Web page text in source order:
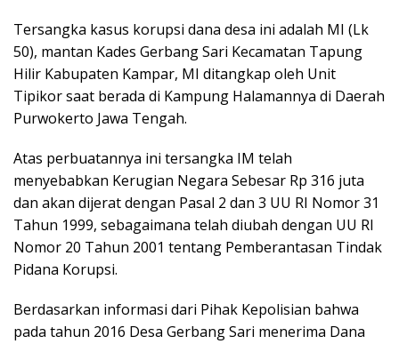
Tersangka kasus korupsi dana desa ini adalah MI (Lk
50), mantan Kades Gerbang Sari Kecamatan Tapung
Hilir Kabupaten Kampar, MI ditangkap oleh Unit
Tipikor saat berada di Kampung Halamannya di Daerah
Purwokerto Jawa Tengah.
Atas perbuatannya ini tersangka IM telah
menyebabkan Kerugian Negara Sebesar Rp 316 juta
dan akan dijerat dengan Pasal 2 dan 3 UU RI Nomor 31
Tahun 1999, sebagaimana telah diubah dengan UU RI
Nomor 20 Tahun 2001 tentang Pemberantasan Tindak
Pidana Korupsi.
Berdasarkan informasi dari Pihak Kepolisian bahwa
pada tahun 2016 Desa Gerbang Sari menerima Dana